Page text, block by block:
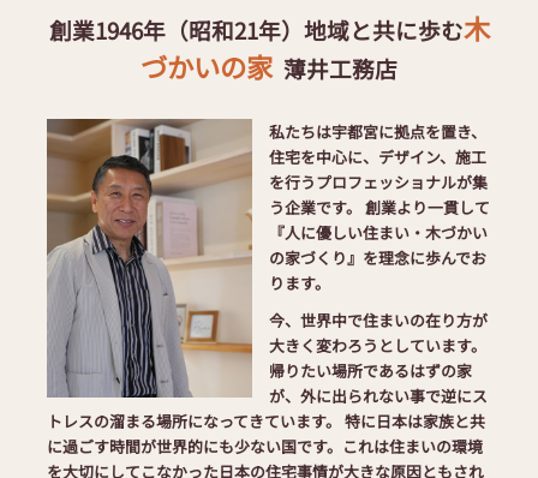
創業1946年（昭和21年）地域と共に歩む木
づかいの家 薄井工務店
私たちは宇都宮に拠点を置き、
住宅を中心に、デザイン、施工
を行うプロフェッショナルが集
う企業です。 創業より一貫して
『人に優しい住まい・木づかい
の家づくり』を理念に歩んでお
ります。
今、世界中で住まいの在り方が
大きく変わろうとしています。
帰りたい場所であるはずの家
が、外に出られない事で逆にス
トレスの溜まる場所になってきています。 特に日本は家族と共
に過ごす時間が世界的にも少ない国です。これは住まいの環境
を大切にしてこなかった日本の住宅事情が大きな原因ともされ